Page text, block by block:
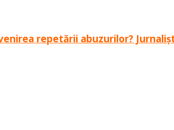
repetării abuzurilor?